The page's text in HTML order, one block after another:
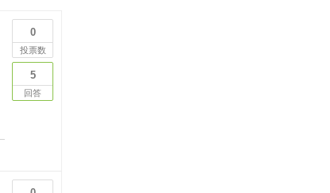
0
投票数
5
回答